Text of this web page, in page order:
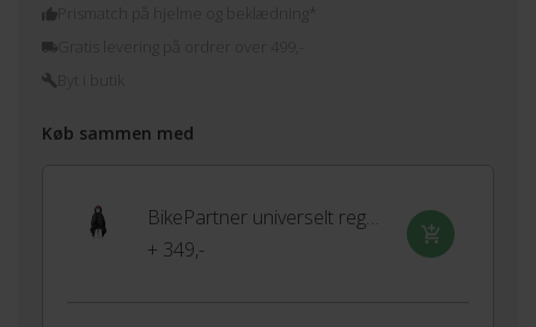
Prismatch på hjelme og beklædning*
Køb sammen med
BikePartner universelt regnslag til barnestol
+ 349,-